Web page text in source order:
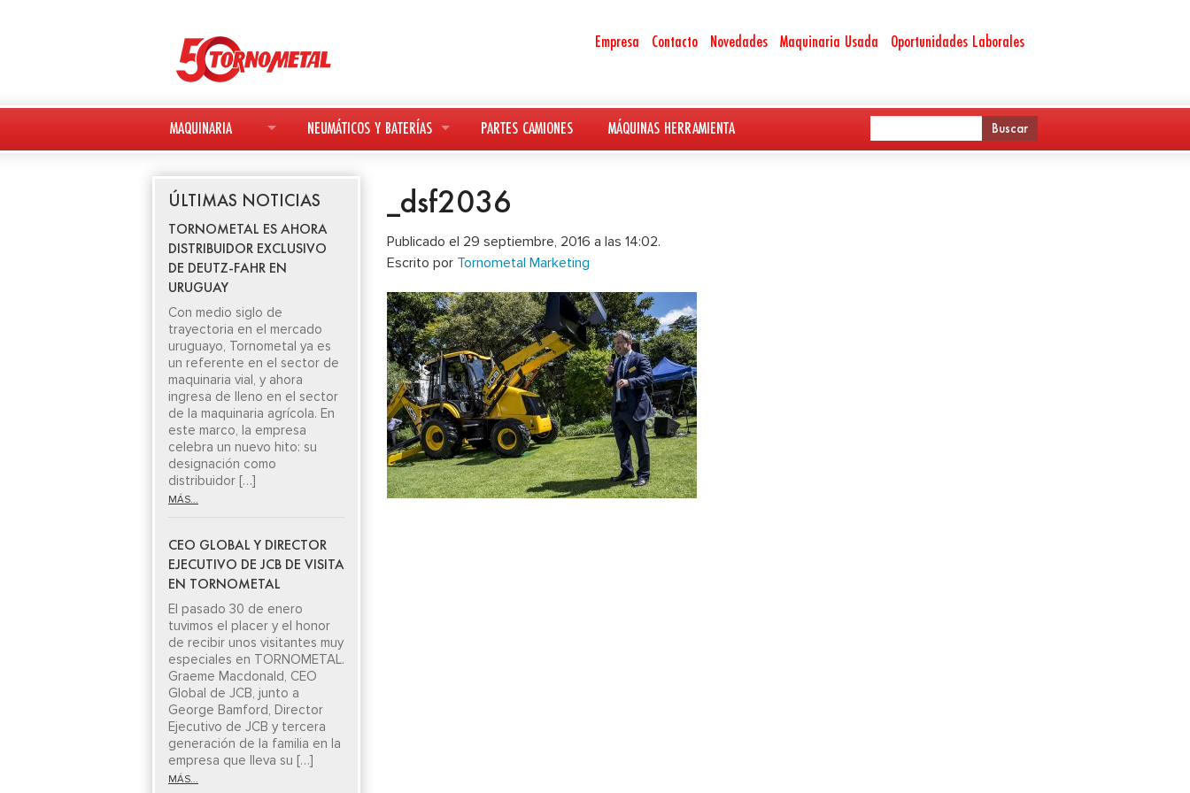
Empresa Contacto Novedades Maquinaria Usada Oportunidades Laborales
MAQUINARIA
MAQUINARIA NUEVA
MAQUINARIA USADA
DEUTZ-FAHR
AVANT
KESLA
NEUMÁTICOS Y BATERÍAS
NEUMÁTICOS
BATERÍAS
PARTES CAMIONES MÁQUINAS HERRAMIENTA
_dsf2036
Publicado el 29 septiembre, 2016 a las 14:02.
Escrito por Tornometal Marketing
ÚLTIMAS NOTICIAS
TORNOMETAL ES AHORA
DISTRIBUIDOR EXCLUSIVO
DE DEUTZ-FAHR EN
URUGUAY
Con medio siglo de
trayectoria en el mercado
uruguayo, Tornometal ya es
un referente en el sector de
maquinaria vial, y ahora
ingresa de lleno en el sector
de la maquinaria agrícola. En
este marco, la empresa
celebra un nuevo hito: su
designación como
distribuidor […]
MÁS...
CEO GLOBAL Y DIRECTOR
EJECUTIVO DE JCB DE VISITA
EN TORNOMETAL
El pasado 30 de enero
tuvimos el placer y el honor
de recibir unos visitantes muy
especiales en TORNOMETAL.
Graeme Macdonald, CEO
Global de JCB, junto a
George Bamford, Director
Ejecutivo de JCB y tercera
generación de la familia en la
empresa que lleva su […]
MÁS...